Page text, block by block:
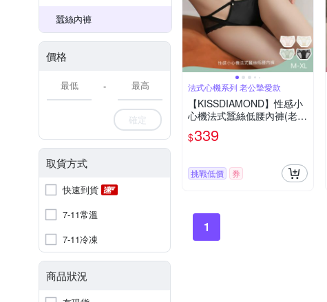
蠶絲內褲
價格
-
確定
取貨方式
快速到貨
7-11常溫
7-11冷凍
商品狀況
法式心機系列 老公摯愛款
【KISSDIAMOND】性感小
心機法式蠶絲低腰內褲(老公
摯愛款/蕾絲內褲/緞面/鏤空/
網紗/M-XL/KDW-3729)
$339
挑戰低價 券
1